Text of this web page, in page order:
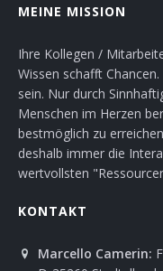
MEINE MISSION
Ihre Kollegen /
Wissen schafft
sein. Nur durch
Menschen im Herzen
bestmöglich zu
deshalb immer die
wertvollsten
KONTAKT
Marcello Camerin: